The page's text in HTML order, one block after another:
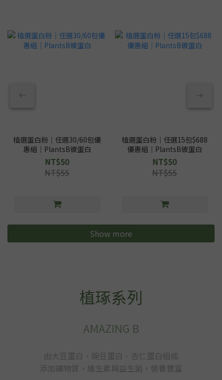
植選蛋白粉｜任選30/60包優
惠組｜PlantsB彼蛋白
NT$50
NT$55
植選蛋白粉｜任選15包$688
優惠組｜PlantsB彼蛋白
NT$50
NT$55
Show more
植琢系列
AMAZING B
由大豆蛋白、豌豆蛋白、杏仁蛋白組成
添加礦物質、維生素與益生菌，營養豐富